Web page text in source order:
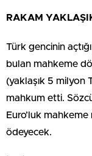
RAKAM
Türk gencinin
bulan mahkeme
(yaklaşık 5 milyon
mahkum etti.
Euro’luk
ödeyecek.